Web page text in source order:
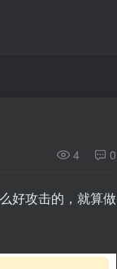
4 0
好攻击的，就算做